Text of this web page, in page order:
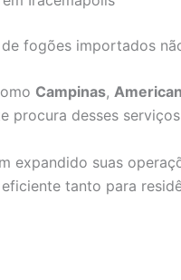
fogões importados
Campinas,
procura desses
expandido suas
tanto para